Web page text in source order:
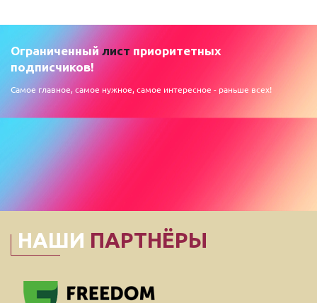
Ограниченный лист приоритетных
подписчиков!
Самое главное, самое нужное, самое интересное - раньше всех!
НАШИ ПАРТНЁРЫ